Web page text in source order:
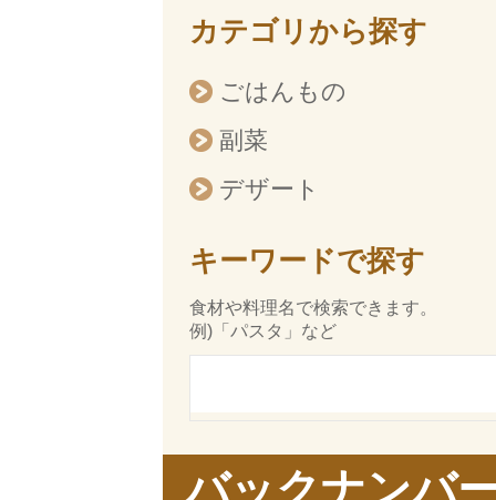
カテゴリから探す
ごはんもの
副菜
デザート
キーワードで探す
食材や料理名で検索できます。
例)「パスタ」など
バックナンバ